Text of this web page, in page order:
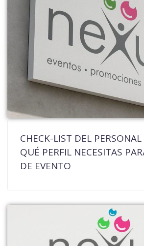
CHECK-LIST DEL
QUÉ PERFIL NECESITAS
DE EVENTO